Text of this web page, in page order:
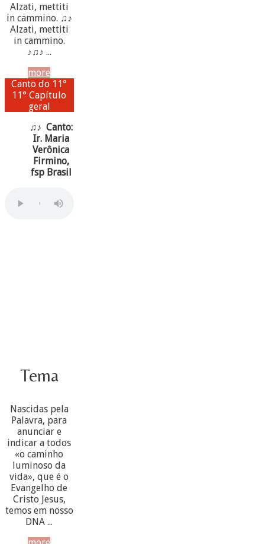
Alzati, mettiti
in cammino. ♫♪
Alzati, mettiti
in cammino.
♪♫♪ ...
more
Canto do 11°
11° Capítulo
geral
♫♪ Canto:
Ir. Maria
Verônica
Firmino,
fsp Brasil
Tema
Nascidas pela
Palavra, para
anunciar e
indicar a todos
«o caminho
luminoso da
vida», que é o
Evangelho de
Cristo Jesus,
temos em nosso
DNA ...